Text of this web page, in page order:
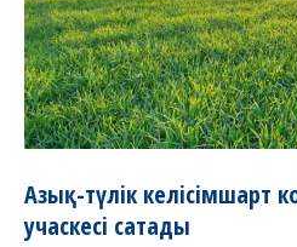
Азық-түлік келісімшарт
учаскесі сатады